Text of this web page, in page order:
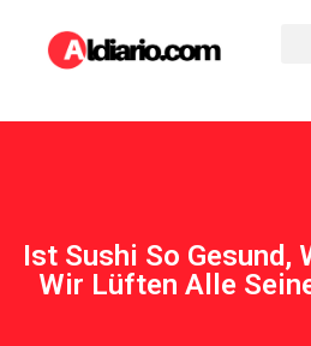
Ist Sushi So Gesund,
Wir Lüften Alle